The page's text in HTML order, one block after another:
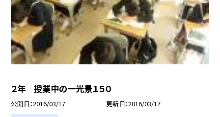
２年 授業中の一光景１５０
公開日 2016/03/17 更新日 2016/03/17